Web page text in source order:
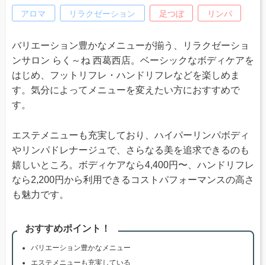
アロマ リラクゼーション 足つぼ リンパ
バリエーション豊かなメニューが揃う、リラクゼーショ
ンサロン らく～ね 西葛西店。ベーシックなボディケアを
はじめ、フットリフレ・ハンドリフレなどを楽しめま
す。気分によってメニューを変えたい方におすすめで
す。
エステメニューも充実しており、ハイパーリンパボディ
やリンパドレナージュで、さらなる美を追求できるのも
嬉しいところ。ボディケアなら4,400円〜、ハンドリフレ
なら2,200円から利用できるコストパフォーマンスの高さ
も魅力です。
おすすめポイント！
バリエーション豊かなメニュー
エステメニューも充実している